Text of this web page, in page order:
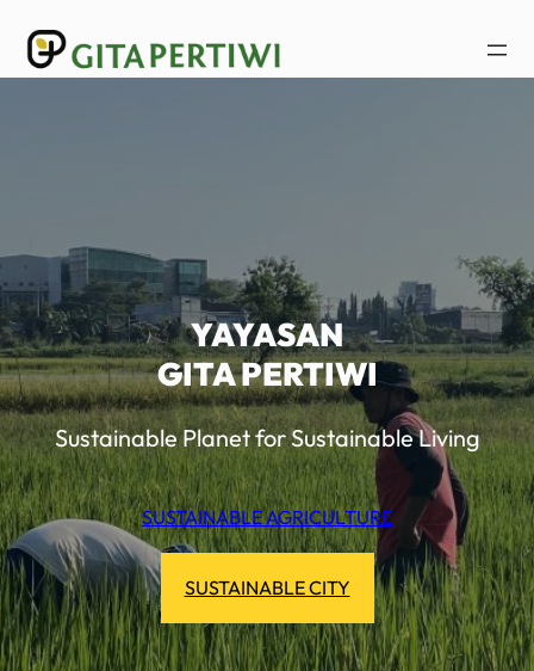
Lewati
ke
YAYASAN
GITA PERTIWI
Sustainable Planet for Sustainable Living
SUSTAINABLE AGRICULTURE
SUSTAINABLE CITY